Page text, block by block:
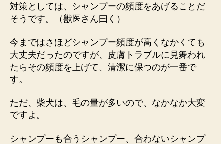
対策としては、シャンプーの頻度をあげることだ
そうです。（獣医さん曰く）
今まではさほどシャンプー頻度が高くなかくても
大丈夫だったのですが、皮膚トラブルに見舞われ
たらその頻度を上げて、清潔に保つのが一番で
す。
ただ、柴犬は、毛の量が多いので、なかなか大変
ですよ。
シャンプーも合うシャンプー、合わないシャンプ